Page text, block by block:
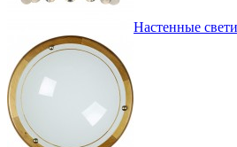
Настенные